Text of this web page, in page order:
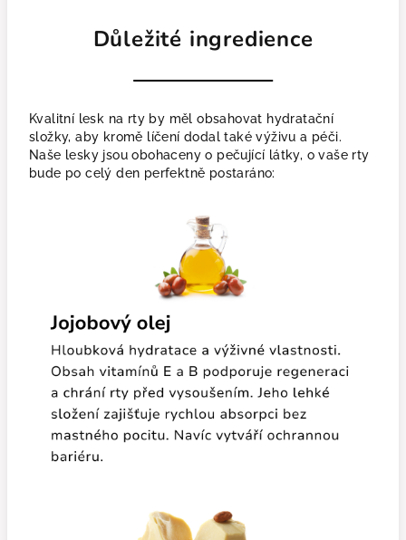
Důležité ingredience
Kvalitní lesk na rty by měl obsahovat hydratační
složky, aby kromě líčení dodal také výživu a péči.
Naše lesky jsou obohaceny o pečující látky, o vaše rty
bude po celý den perfektně postaráno: